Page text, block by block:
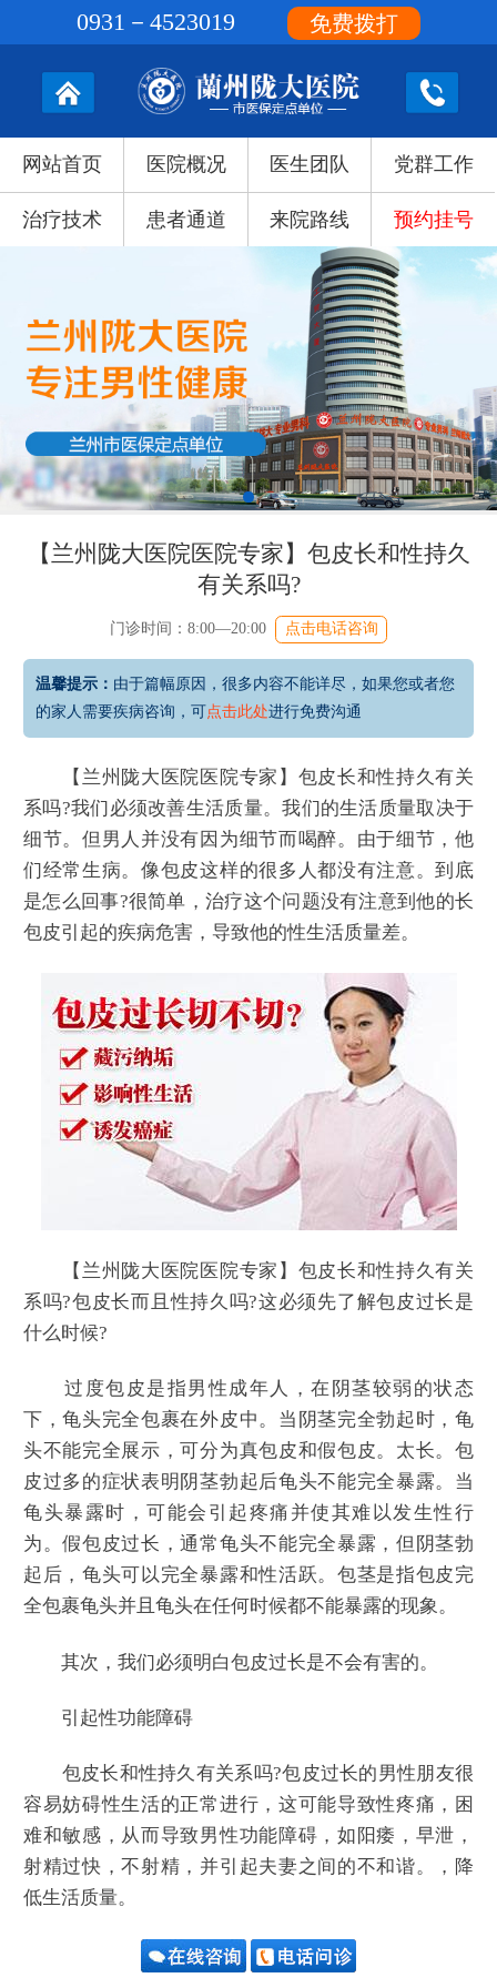
网站首页 医院概况 医生团队 党群工作
治疗技术 患者通道 来院路线 预约挂号
【兰州陇大医院医院专家】包皮长和性持久
有关系吗?
门诊时间：8:00—20:00 点击电话咨询
温馨提示： 由于篇幅原因，很多内容不能详尽，如果您或者您
的家人需要疾病咨询，可点击此处进行免费沟通
【兰州陇大医院医院专家】包皮长和性持久有关
系吗?我们必须改善生活质量。我们的生活质量取决于
细节。但男人并没有因为细节而喝醉。由于细节，他
们经常生病。像包皮这样的很多人都没有注意。到底
是怎么回事?很简单，治疗这个问题没有注意到他的长
包皮引起的疾病危害，导致他的性生活质量差。
【兰州陇大医院医院专家】包皮长和性持久有关
系吗?包皮长而且性持久吗?这必须先了解包皮过长是
什么时候?
过度包皮是指男性成年人，在阴茎较弱的状态
下，龟头完全包裹在外皮中。当阴茎完全勃起时，龟
头不能完全展示，可分为真包皮和假包皮。太长。包
皮过多的症状表明阴茎勃起后龟头不能完全暴露。当
龟头暴露时，可能会引起疼痛并使其难以发生性行
为。假包皮过长，通常龟头不能完全暴露，但阴茎勃
起后，龟头可以完全暴露和性活跃。包茎是指包皮完
全包裹龟头并且龟头在任何时候都不能暴露的现象。
其次，我们必须明白包皮过长是不会有害的。
引起性功能障碍
包皮长和性持久有关系吗?包皮过长的男性朋友很
容易妨碍性生活的正常进行，这可能导致性疼痛，困
难和敏感，从而导致男性功能障碍，如阳痿，早泄，
射精过快，不射精，并引起夫妻之间的不和谐。，降
低生活质量。
0931－4523019 免费拨打